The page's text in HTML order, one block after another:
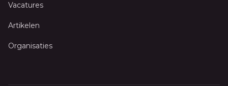
Vacatures
Artikelen
Organisaties